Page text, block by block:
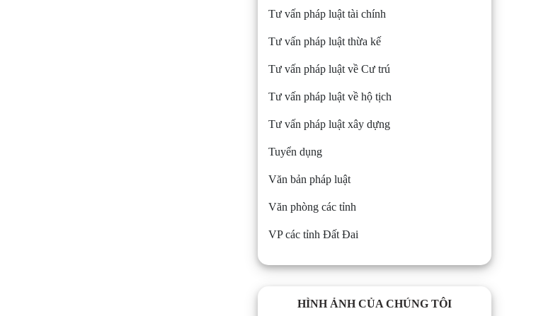
Tư vấn pháp luật tài chính
Tư vấn pháp luật thừa kế
Tư vấn pháp luật về Cư trú
Tư vấn pháp luật về hộ tịch
Tư vấn pháp luật xây dựng
Tuyển dụng
Văn bản pháp luật
Văn phòng các tỉnh
VP các tỉnh Đất Đai
HÌNH ẢNH CỦA CHÚNG TÔI